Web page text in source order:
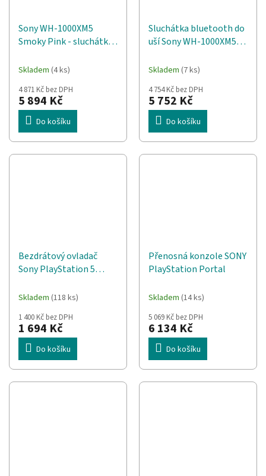
Sony WH-1000XM5
Smoky Pink - sluchátka,
Skladem (4 ks)
4 871 Kč bez DPH
5 894 Kč
Do košíku
Sluchátka bluetooth do
uší Sony WH-1000XM5
Skladem (7 ks)
4 754 Kč bez DPH
5 752 Kč
Do košíku
Bezdrátový ovladač
Sony PlayStation 5
Sterling Silver
Skladem (118 ks)
1 400 Kč bez DPH
1 694 Kč
Do košíku
Přenosná konzole SONY
PlayStation Portal
Skladem (14 ks)
5 069 Kč bez DPH
6 134 Kč
Do košíku